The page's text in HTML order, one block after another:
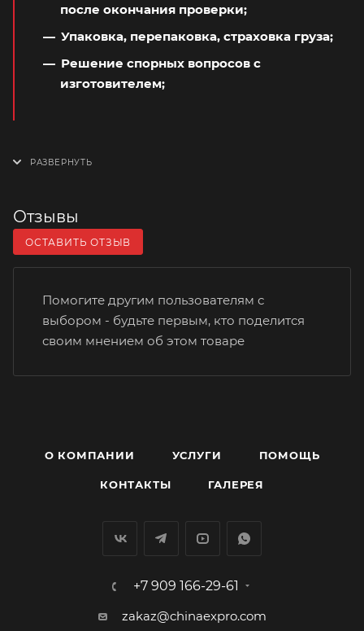
после окончания проверки;
Упаковка, перепаковка, страховка груза;
Решение спорных вопросов с
изготовителем;
Отзывы
ОСТАВИТЬ ОТЗЫВ
Помогите другим пользователям с
выбором - будьте первым, кто поделится
своим мнением об этом товаре
О КОМПАНИИ УСЛУГИ ПОМОЩЬ
КОНТАКТЫ ГАЛЕРЕЯ
+7 909 166-29-61
zakaz@chinaexpro.com